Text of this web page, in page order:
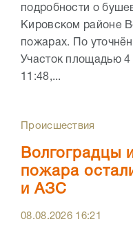
подробности о
Кировском районе
пожарах. По
Участок площадью
11:48,...
Происшествия
Волгоградцы
пожара
и АЗС
08.08.2026 16:21